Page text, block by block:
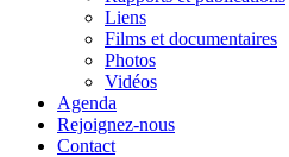
Liens
Films et documentaires
Photos
Vidéos
Agenda
Rejoignez-nous
Contact